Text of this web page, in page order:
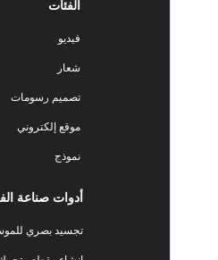
تصميم رسومات
موقع إلكتروني
أدوات صناعة الفيديو
تجسيد بصري للموسيقى مجانًا